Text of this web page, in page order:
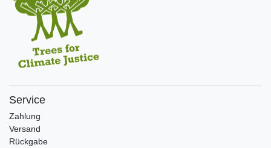
Service
Zahlung
Versand
Rückgabe